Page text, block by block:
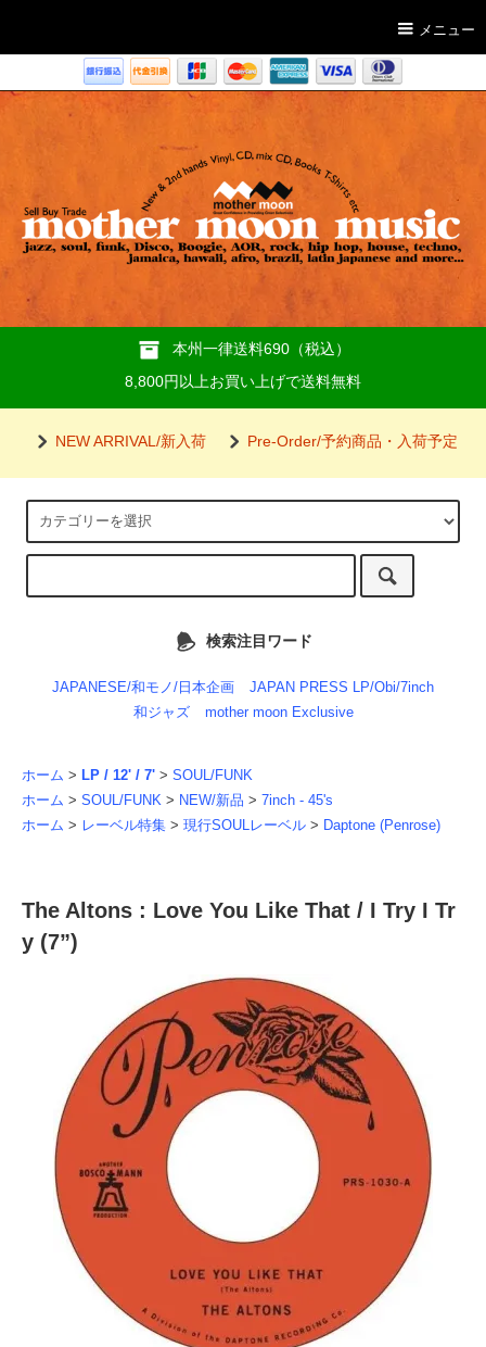
メニュー
本州一律送料690（税込）
8,800円以上お買い上げで送料無料
NEW ARRIVAL/新入荷 Pre-Order/予約商品・入荷予定
検索注目ワード
JAPANESE/和モノ/日本企画
JAPAN PRESS LP/Obi/7inch
和ジャズ
mother moon Exclusive
ホーム > LP / 12' / 7' > SOUL/FUNK
ホーム > SOUL/FUNK > NEW/新品 > 7inch - 45's
ホーム > レーベル特集 > 現行SOULレーベル > Daptone (Penrose)
The Altons : Love You Like That / I Try I Tr
y (7”)